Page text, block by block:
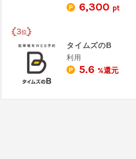
6,300 pt
タイムズのB
利用
5.6 %還元